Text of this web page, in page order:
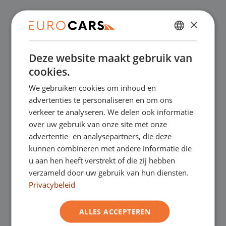
Laagste prijsgarantie
Online kopen, niet goed geld terug
Gratis thuisbezorgd bij online aankoop
Onze showrooms
Je bent van harte welkom in een van onze
en natuurlijk voor een lekkere kop koffie!
DUTCH
ENGLISH
×
Deze website maakt gebruik van
cookies.
We gebruiken cookies om inhoud en
advertenties te personaliseren en om ons
verkeer te analyseren. We delen ook informatie
over uw gebruik van onze site met onze
advertentie- en analysepartners, die deze
kunnen combineren met andere informatie die
u aan hen heeft verstrekt of die zij hebben
verzameld door uw gebruik van hun diensten.
Privacybeleid
ALLES ACCEPTEREN